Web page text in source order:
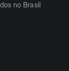
no Brasil